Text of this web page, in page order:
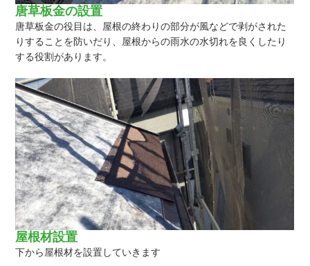
唐草板金の設置
唐草板金の役目は、屋根の終わりの部分が風などで剥がされた
りすることを防いだり、屋根からの雨水の水切れを良くしたり
する役割があります。
屋根材設置
下から屋根材を設置していきます